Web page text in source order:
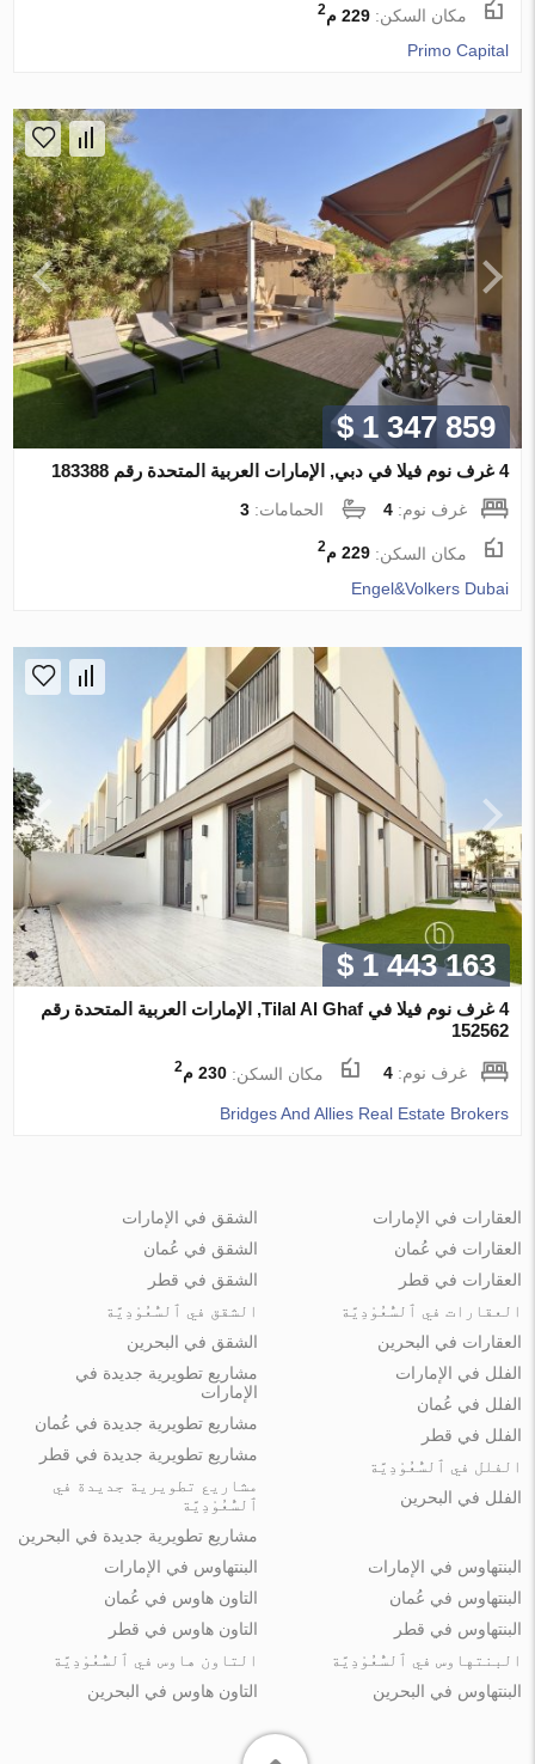
مكان السكن:229 م 2
Primo Capital
$ 1 347 859
4 غرف نوم فيلا في دبي, الإمارات العربية المتحدة رقم 183388
غرف نوم:4 الحمامات:3
مكان السكن:229 م 2
Engel&Volkers Dubai
$ 1 443 163
4 غرف نوم فيلا في Tilal Al Ghaf, الإمارات العربية المتحدة رقم
152562
غرف نوم:4 مكان السكن:230 م 2
Bridges And Allies Real Estate Brokers
العقارات في الإمارات
العقارات في عُمان
العقارات في قطر
العقارات في ٱلسُّعُوْدِيَّة
العقارات في البحرين
الشقق في الإمارات
الشقق في عُمان
الشقق في قطر
الشقق في ٱلسُّعُوْدِيَّة
الشقق في البحرين
الفلل في الإمارات
الفلل في عُمان
الفلل في قطر
الفلل في ٱلسُّعُوْدِيَّة
الفلل في البحرين
مشاريع تطويرية جديدة في
الإمارات
مشاريع تطويرية جديدة في عُمان
مشاريع تطويرية جديدة في قطر
مشاريع تطويرية جديدة في
ٱلسُّعُوْدِيَّة
مشاريع تطويرية جديدة في البحرين
البنتهاوس في الإمارات
البنتهاوس في عُمان
البنتهاوس في قطر
البنتهاوس في ٱلسُّعُوْدِيَّة
البنتهاوس في البحرين
البنتهاوس في الإمارات
التاون هاوس في عُمان
التاون هاوس في قطر
التاون هاوس في ٱلسُّعُوْدِيَّة
التاون هاوس في البحرين